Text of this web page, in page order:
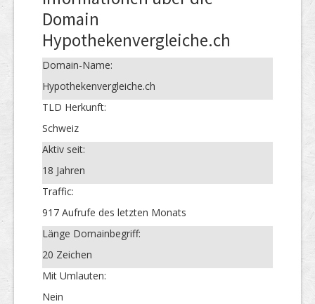
Domain
Hypothekenvergleiche.ch
Domain-Name:
Hypothekenvergleiche.ch
TLD Herkunft:
Schweiz
Aktiv seit:
18 Jahren
Traffic:
917 Aufrufe des letzten Monats
Länge Domainbegriff:
20 Zeichen
Mit Umlauten:
Nein